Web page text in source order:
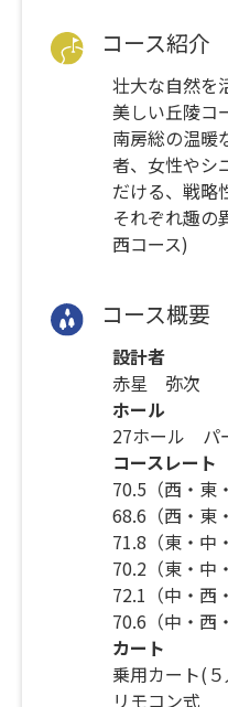
コース紹介
壮大な自然を
美しい丘陵コ
南房総の温暖
者、女性やシ
だける、戦略
それぞれ趣の
西コース)
コース概要
設計者
赤星 弥次
ホール
27ホール パ
コースレート
70.5（西・東
68.6（西・東
71.8（東・中
70.2（東・中
72.1（中・西
70.6（中・西
カート
乗用カート(
リモコン式